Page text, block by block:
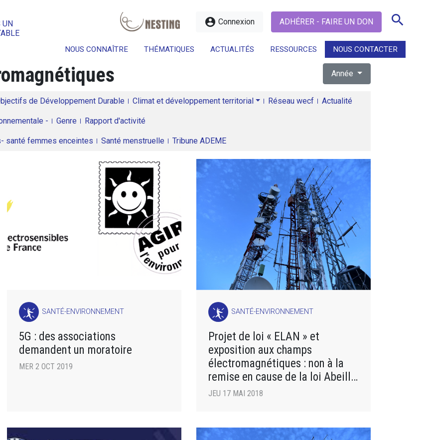
account_circle Connexion ADHÉRER - FAIRE UN DON search
NOUS CONNAÎTRE THÉMATIQUES ACTUALITÉS RESSOURCES NOUS CONTACTER
search
Année
de Développement Durable Climat et développement territorial Réseau wecf Actualité
- Genre Rapport d'activité
santé femmes enceintes Santé menstruelle Tribune ADEME
SANTÉ-ENVIRONNEMENT
5G : des associations
demandent un moratoire
MER 2 OCT 2019
SANTÉ-ENVIRONNEMENT
Projet de loi « ELAN » et
exposition aux champs
électromagnétiques : non à la
remise en cause de la loi Abeille
!
JEU 17 MAI 2018